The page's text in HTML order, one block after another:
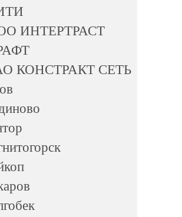
ИНТЕРТРАСТ
КОНСТРАКТ СЕТЬ